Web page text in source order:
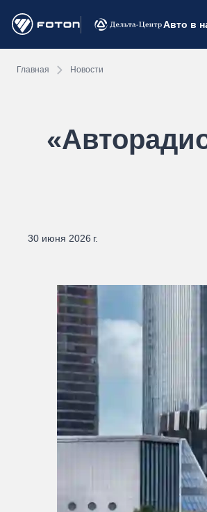
Авто в
Главная Новости
30 июня 2026 г.